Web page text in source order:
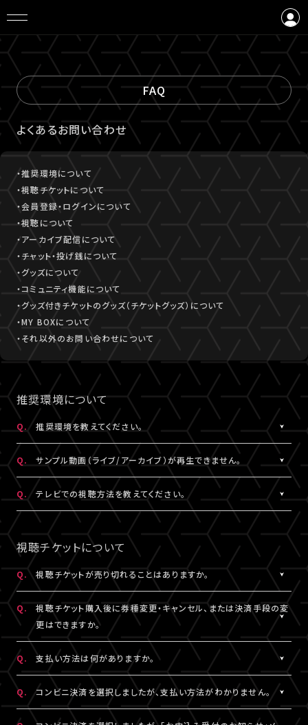
会員登録
FAQ
よくあるお問い合わせ
・推奨環境について
・視聴チケットについて
・会員登録・ログインについて
・視聴について
・アーカイブ配信について
・チャット・投げ銭について
・グッズについて
・コミュニティ機能について
・グッズ付きチケットのグッズ（チケットグッズ）について
・MY BOXについて
・それ以外のお問い合わせについて
推奨環境について
Q. 推奨環境を教えてください。
A. こちらより推奨環境をご確認ください。
Q. サンプル動画（ライブ/アーカイブ）が再生できません。
A. 推奨環境 をご確認ください。推奨環境でも再生できない場合はこち
らにお問い合わせください。
Q. テレビでの視聴方法を教えてください。
A. テレビでの視聴方法の⼀例を こちら
でご紹介しております。
テレビ視聴は、当サービスの推奨環境ではありません。
参考にされる際は、あくまで推奨環境ではないことをご理解・ご了
承のうえ、事前にテスト視聴をお試しください。
※テレビでのご視聴中に生じた不具合に関しては、当サービスは
一切の責任を負いかねます。
※テレビ等での視聴をご希望の場合は、サンプル動画視聴ページ
でサンプル動画の映像と音声が正常に再生できることをご確認の
うえ、ご自身の判断で視聴チケットのご購入をご検討ください。
視聴チケットについて
Q. 視聴チケットが売り切れることはありますか。
原則、視聴チケットの売り切れはございません。ただし公演・券種に
よっては枚数に限りがある場合がございます。
詳細はチケット販売ページでご確認ください。
Q.
視聴チケット購入後に券種変更・キャンセル、または決済手段の変
更はできますか。
A.
一度決済を完了された視聴チケットの券種変更・キャンセルは一切
お受けできません。
※クレジットカード決済の場合、即時決済となります。
※コンビニ決済の場合、お支払いがお済みでない場合のみ、券種
Q. 支払い方法は何がありますか。
クレジットカード決済、コンビニ決済がご利用いただけます。
決済の明細には「LIVESHIP」と表示されます。
Q. コンビニ決済を選択しましたが、支払い方法がわかりません。
A. コンビニ決済の支払い方法は、下記よりご確認ください。